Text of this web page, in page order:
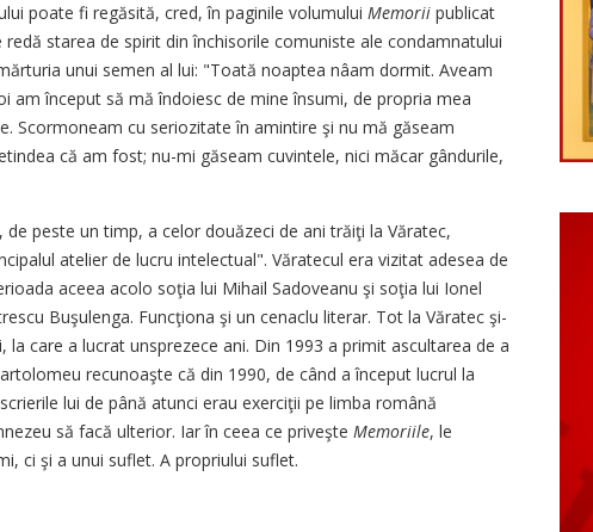
poate fi regăsită, cred, în paginile volumului Memorii publicat
starea de spirit din închisorile comuniste ale condamnatului
unui semen al lui: "Toată noaptea nâam dormit. Aveam
am început să mă îndoiesc de mine însumi, de propria mea
Scormoneam cu seriozitate în amintire şi nu mă găseam
că am fost; nu-mi găseam cuvintele, nici măcar gândurile,
peste un timp, a celor douăzeci de ani trăiţi la Văratec,
atelier de lucru intelectual". Văratecul era vizitat adesea de
aceea acolo soţia lui Mihail Sadoveanu şi soţia lui Ionel
Buşulenga. Funcţiona şi un cenaclu literar. Tot la Văratec şi-
care a lucrat unsprezece ani. Din 1993 a primit ascultarea de a
recunoaşte că din 1990, de când a început lucrul la
lui de până atunci erau exerciţii pe limba română
să facă ulterior. Iar în ceea ce priveşte Memoriile, le
ci şi a unui suflet. A propriului suflet.